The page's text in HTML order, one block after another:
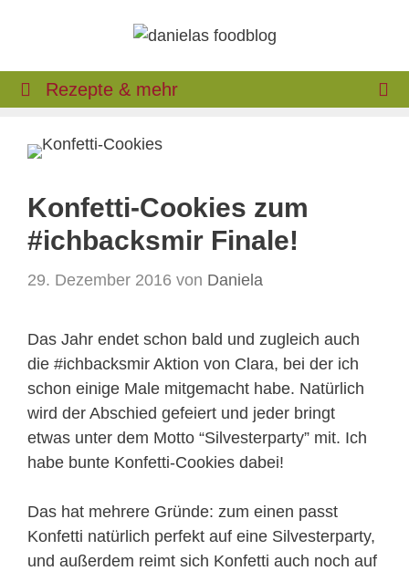
Rezepte & mehr
Konfetti-Cookies zum
#ichbacksmir Finale!
29. Dezember 2016 von Daniela
Das Jahr endet schon bald und zugleich auch
die #ichbacksmir Aktion von Clara, bei der ich
schon einige Male mitgemacht habe. Natürlich
wird der Abschied gefeiert und jeder bringt
etwas unter dem Motto “Silvesterparty” mit. Ich
habe bunte Konfetti-Cookies dabei!
Das hat mehrere Gründe: zum einen passt
Konfetti natürlich perfekt auf eine Silvesterparty,
und außerdem reimt sich Konfetti auch noch auf